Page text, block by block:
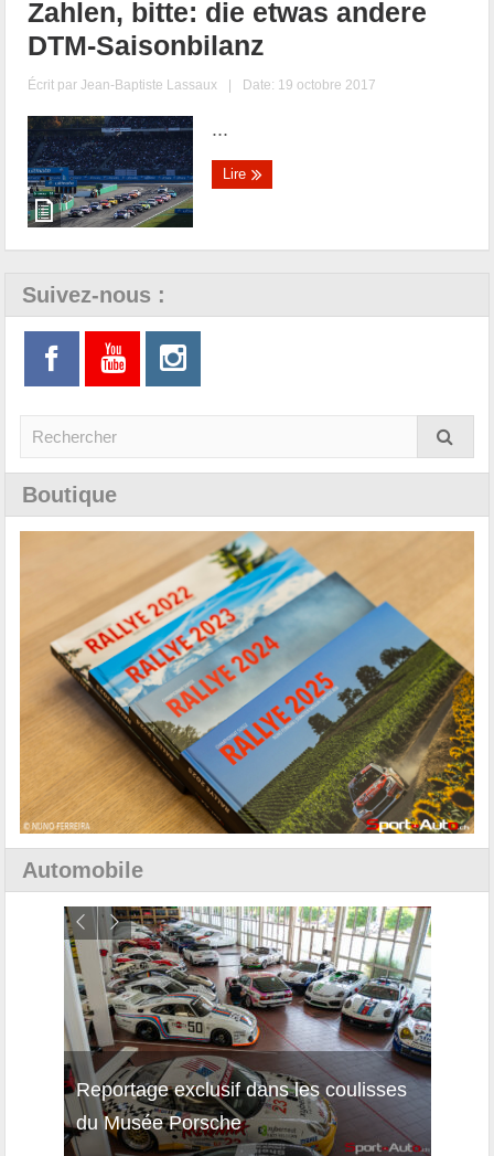
Zahlen, bitte: die etwas andere
DTM-Saisonbilanz
Écrit parJean-Baptiste Lassaux | Date: 19 octobre 2017
...
Lire
Suivez-nous :
Boutique
Automobile
Reportage exclusif dans les coulisses
du Musée Porsche